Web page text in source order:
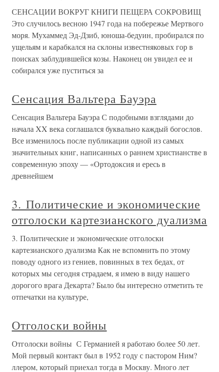
СЕНСАЦИИ ВОКРУГ КНИГИ ПЕЩЕРА СОКРОВИЩ
Это случилось весною 1947 года на побережье Мертвого
моря. Мухаммед Эд-Дзиб, юноша-бедуин, пробирался по
ущельям и карабкался на склоны известняковых гор в
поисках заблудившейся козы. Наконец он увидел ее и
собирался уже пуститься за
Сенсация Вальтера Бауэра
Сенсация Вальтера Бауэра С подобными взглядами до
начала XX века соглашался буквально каждый богослов.
Все изменилось после публикации одной из самых
значительных книг, написанных о раннем христианстве в
современную эпоху — «Ортодоксия и ересь в
древнейшем
3. Политические и экономические
отголоски картезианского дуализма
3. Политические и экономические отголоски
картезианского дуализма Как не вспомнить по этому
поводу одного из гениев, повинных в тех бедах, от
которых мы сегодня страдаем, я имею в виду нашего
дорогого врага Декарта? Было бы интересно отметить те
отпечатки на культуре,
Отголоски войны
Отголоски войны С Германией я работаю более 50 лет.
Мой первый контакт был в 1952 году с пастором Ним?
ллером, который приехал тогда в Москву. Много лет